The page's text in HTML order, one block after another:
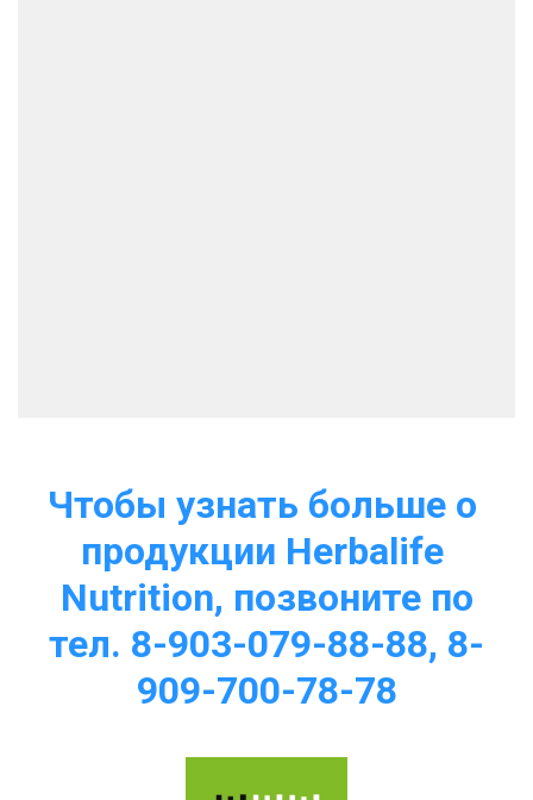
Чтобы узнать больше о
продукции Herbalife
Nutrition, позвоните по
тел. 8-903-079-88-88, 8-
909-700-78-78